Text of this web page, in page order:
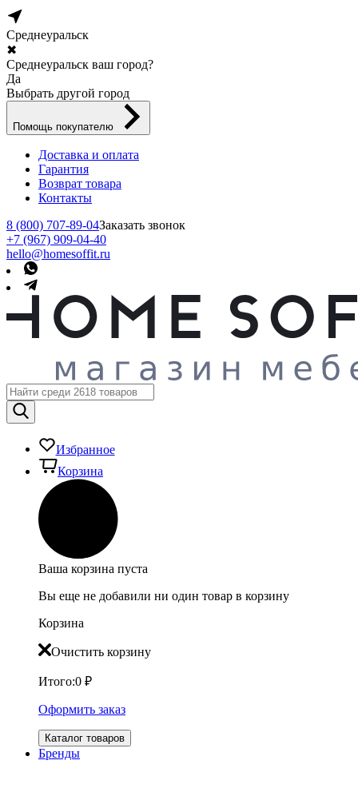
Среднеуральск
✖
Среднеуральск ваш город?
Да
Выбрать другой город
Помощь покупателю
Доставка и оплата
Гарантия
Возврат товара
Контакты
8 (800) 707-89-04Заказать звонок
+7 (967) 909-04-40
hello@homesoffit.ru
Избранное
Корзина
Ваша корзина пуста
Вы еще не добавили ни один товар в корзину
Корзина
Очистить корзину
Итого:0 ₽
Оформить заказ
Каталог товаров
Бренды